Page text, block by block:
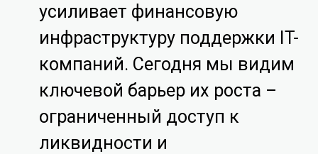
усиливает финансовую
инфраструктуру поддержки IT-
компаний. Сегодня мы видим
ключевой барьер их роста –
ограниченный доступ к
ликвидности и